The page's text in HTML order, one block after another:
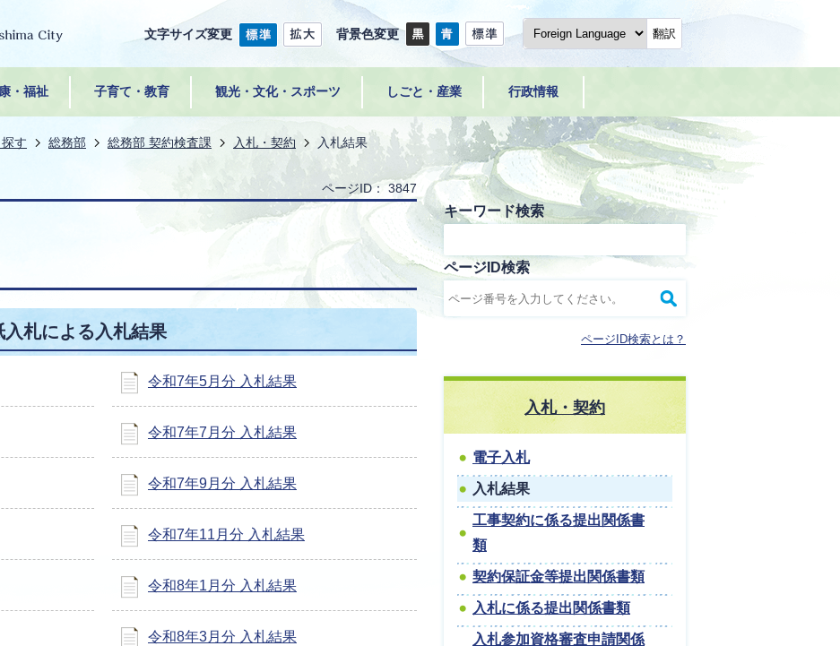
文字サイズ変更 背景色変更 翻訳
・福祉 子育て・教育 観光・文化・スポーツ しごと・産業 行政情報
す 総務部 総務部 契約検査課 入札・契約 入札結果
ページID： 3847
札による入札結果
令和7年5月分 入札結果
令和7年7月分 入札結果
令和7年9月分 入札結果
令和7年11月分 入札結果
令和8年1月分 入札結果
令和8年3月分 入札結果
キーワード検索
ページID検索
ページID検索とは？
入札・契約
電子入札
入札結果
工事契約に係る提出関係書
類
契約保証金等提出関係書類
入札に係る提出関係書類
入札参加資格審査申請関係